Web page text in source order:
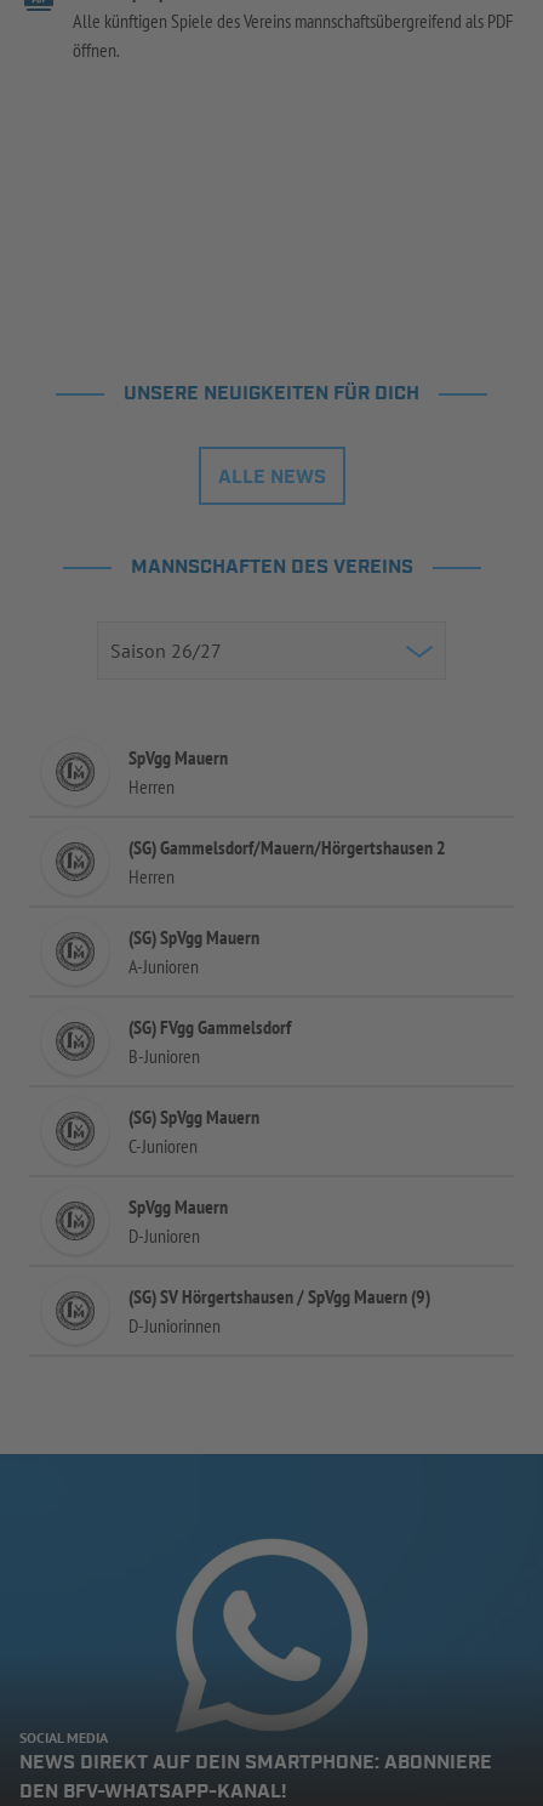
Alle künftigen Spiele des Vereins mannschaftsübergreifend als PDF
öffnen.
UNSERE NEUIGKEITEN FÜR DICH
ALLE NEWS
MANNSCHAFTEN DES VEREINS
SpVgg Mauern
Herren
(SG) Gammelsdorf/Mauern/Hörgertshausen 2
Herren
(SG) SpVgg Mauern
A-Junioren
(SG) FVgg Gammelsdorf
B-Junioren
(SG) SpVgg Mauern
C-Junioren
SpVgg Mauern
D-Junioren
(SG) SV Hörgertshausen / SpVgg Mauern (9)
D-Juniorinnen
SOCIAL MEDIA
NEWS DIREKT AUF DEIN SMARTPHONE: ABONNIERE
DEN BFV-WHATSAPP-KANAL!